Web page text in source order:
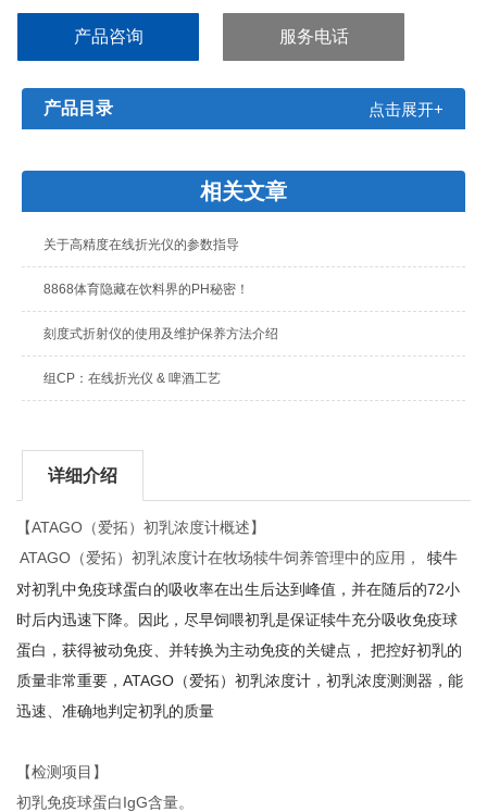
定初乳的质量
产品咨询 服务电话
产品目录 点击展开+
相关文章
关于高精度在线折光仪的参数指导
8868体育隐藏在饮料界的PH秘密！
刻度式折射仪的使用及维护保养方法介绍
组CP：在线折光仪 & 啤酒工艺
详细介绍
【ATAGO （爱拓）初乳浓度计概述】
ATAGO （爱拓）初乳浓度计在牧场犊牛饲养管理中的应用，
犊牛
对初乳中免疫球蛋白的吸收率在出生后达到峰值，并在随后的72小
时后内迅速下降。因此，尽早饲喂初乳是保证犊牛充分吸收免疫球
蛋白，获得被动免疫、并转换为主动免疫的关键点，
把控好初乳的
质量非常重要，ATAGO （爱拓）初乳浓度计，初乳浓度测测器，能
迅速、准确地判定初乳的质量
【检测项目】
初乳免疫球蛋白IgG含量。